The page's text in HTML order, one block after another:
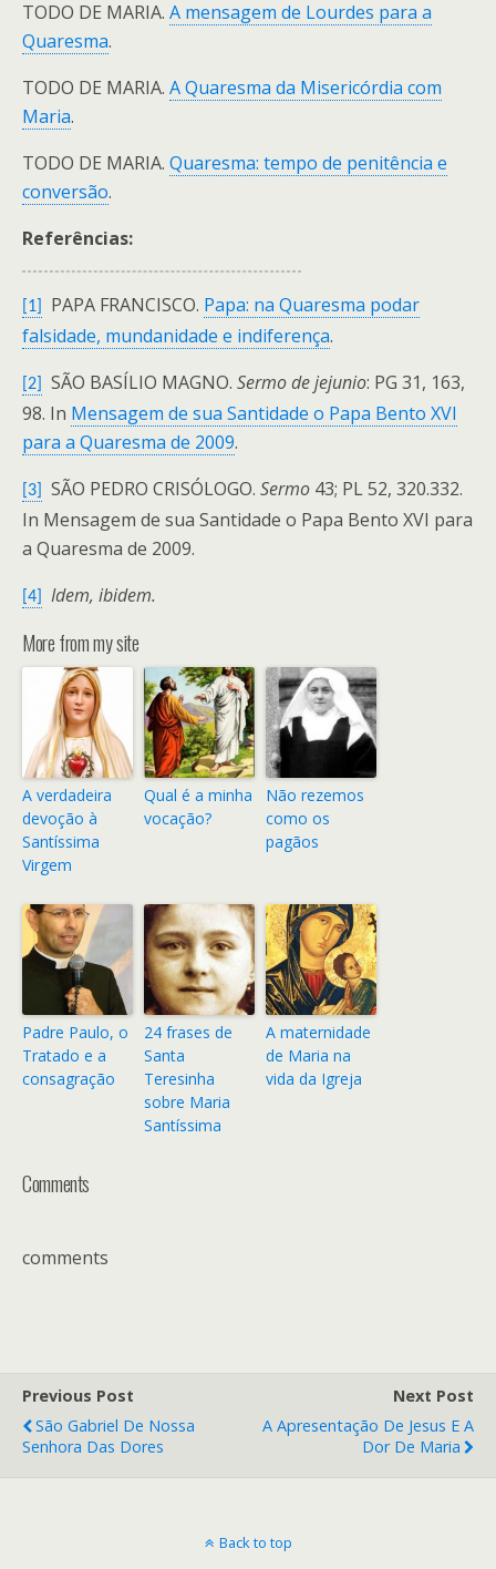
TODO DE MARIA. A mensagem de Lourdes para a
Quaresma.
TODO DE MARIA. A Quaresma da Misericórdia com
Maria.
TODO DE MARIA. Quaresma: tempo de penitência e
conversão.
Referências:
[1] PAPA FRANCISCO. Papa: na Quaresma podar
falsidade, mundanidade e indiferença.
[2] SÃO BASÍLIO MAGNO. Sermo de jejunio: PG 31, 163,
98. In Mensagem de sua Santidade o Papa Bento XVI
para a Quaresma de 2009.
[3] SÃO PEDRO CRISÓLOGO. Sermo 43; PL 52, 320.332.
In Mensagem de sua Santidade o Papa Bento XVI para
a Quaresma de 2009.
[4] Idem, ibidem.
More from my site
A verdadeira
devoção à
Santíssima
Virgem
Qual é a minha
vocação?
Não rezemos
como os
pagãos
Padre Paulo, o
Tratado e a
consagração
24 frases de
Santa
Teresinha
sobre Maria
Santíssima
A maternidade
de Maria na
vida da Igreja
Comments
comments
Previous Post
São Gabriel De Nossa
Senhora Das Dores
Next Post
A Apresentação De Jesus E A
Dor De Maria
Back to top